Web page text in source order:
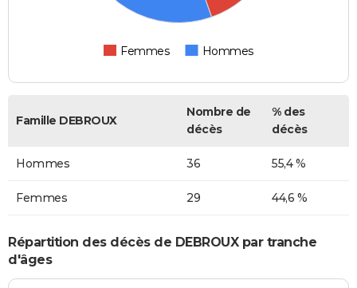
Femmes Hommes
Famille DEBROUX
Nombre de
décès
% des
décès
Hommes 36 55,4 %
Femmes 29 44,6 %
Répartition des décès de DEBROUX par tranche
d'âges